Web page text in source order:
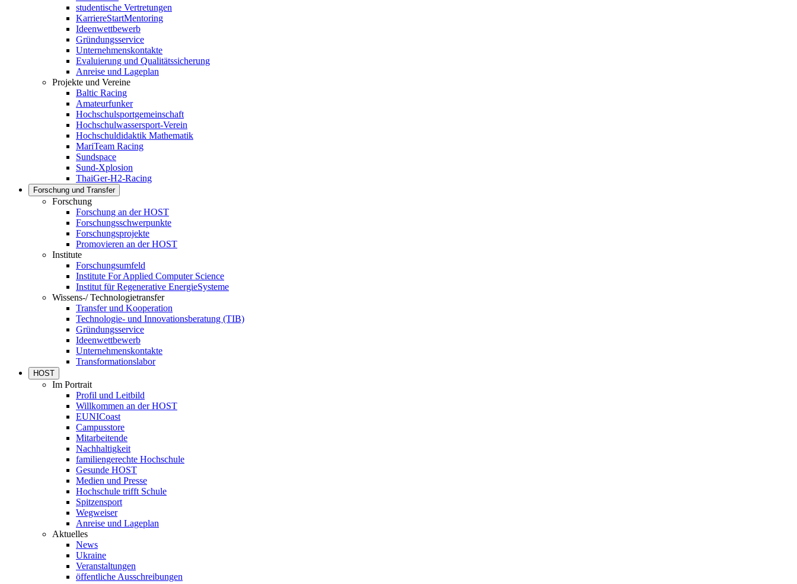
studentische Vertretungen
KarriereStartMentoring
Ideenwettbewerb
Gründungsservice
Unternehmenskontakte
Evaluierung und Qualitätssicherung
Anreise und Lageplan
Projekte und Vereine
Baltic Racing
Amateurfunker
Hochschulsportgemeinschaft
Hochschulwassersport-Verein
Hochschuldidaktik Mathematik
MariTeam Racing
Sundspace
Sund-Xplosion
ThaiGer-H2-Racing
Forschung und Transfer
Forschung
Forschung an der HOST
Forschungsschwerpunkte
Forschungsprojekte
Promovieren an der HOST
Institute
Forschungsumfeld
Institute For Applied Computer Science
Institut für Regenerative EnergieSysteme
Wissens-/ Technologietransfer
Transfer und Kooperation
Technologie- und Innovationsberatung (TIB)
Gründungsservice
Ideenwettbewerb
Unternehmenskontakte
Transformationslabor
HOST
Im Portrait
Profil und Leitbild
Willkommen an der HOST
EUNICoast
Campusstore
Mitarbeitende
Nachhaltigkeit
familiengerechte Hochschule
Gesunde HOST
Medien und Presse
Hochschule trifft Schule
Spitzensport
Wegweiser
Anreise und Lageplan
Aktuelles
News
Ukraine
Veranstaltungen
öffentliche Ausschreibungen